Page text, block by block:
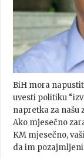
BiH mora
uvesti politiku
napretka za našu
Ako mjesečno
KM mjesečno,
da im